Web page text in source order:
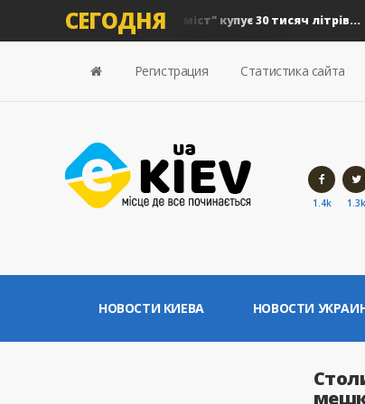
СЕГОДНЯ
дизель: "Київавтошляхміст" купує 30 тисяч літрів... 0
Регистрация Статистика сайта
1.4k 1.3k
НОВОСТИ КИЕВА НОВОСТИ